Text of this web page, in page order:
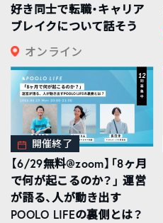
好き同士で転職・キャリア
ブレイクについて話そう
オンライン
開催終了
【6/29無料@zoom】「8ヶ月
で何が起こるのか？」 運営
が語る、人が動き出す
POOLO LIFEの裏側とは？